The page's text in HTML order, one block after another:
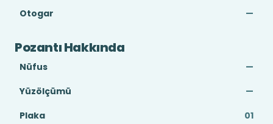
Otogar
—
Pozantı Hakkında
Nüfus
—
Yüzölçümü
—
Plaka
01